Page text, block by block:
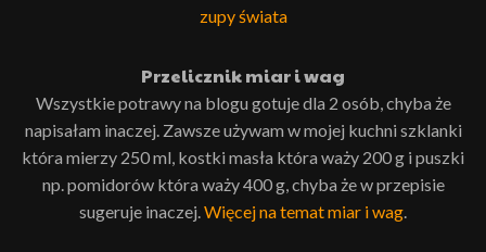
zupy świata
Przelicznik miar i wag
Wszystkie potrawy na blogu gotuje dla 2 osób, chyba że
napisałam inaczej. Zawsze używam w mojej kuchni szklanki
która mierzy 250 ml, kostki masła która waży 200 g i puszki
np. pomidorów która waży 400 g, chyba że w przepisie
sugeruje inaczej.Więcej na temat miar i wag.